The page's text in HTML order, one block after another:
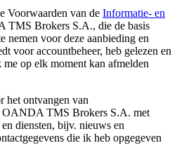
Voorwaarden van de Informatie- en
TMS Brokers S.A., die de basis
nemen voor deze aanbieding en
voor accountbeheer, heb gelezen en
op elk moment kan afmelden
het ontvangen van
OANDA TMS Brokers S.A. met
diensten, bijv. nieuws en
die ik heb opgegeven